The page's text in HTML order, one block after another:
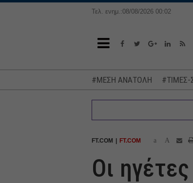
Τελ. ενημ.:08/08/2026 00:02
#ΜΕΣΗ ΑΝΑΤΟΛΗ
FT.COM FT.COM a A
Οι